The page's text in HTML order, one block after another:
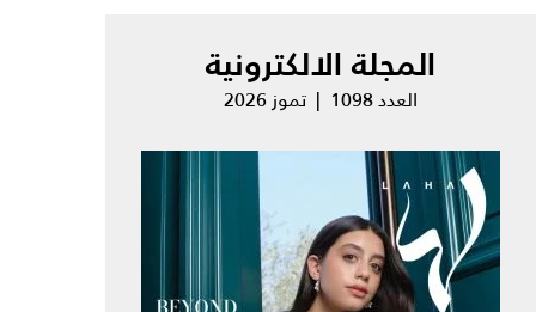
المجلة الالكترونية
العدد 1098 | تموز 2026